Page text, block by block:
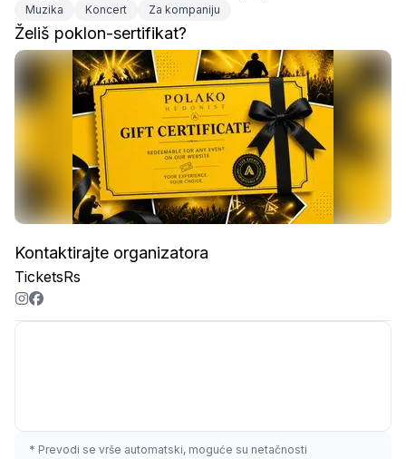
Muzika Koncert Za kompaniju
Želiš poklon-sertifikat?
Kontaktirajte organizatora
TicketsRs
* Prevodi se vrše automatski, moguće su netačnosti